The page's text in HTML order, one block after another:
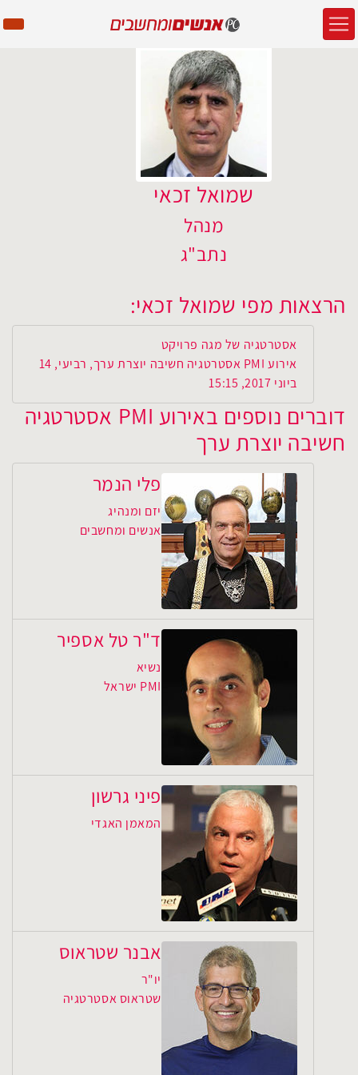
שמואל זכאי
מנהל
נתב"ג
הרצאות מפי שמואל זכאי:
אסטרטגיה של מגה פרויקט
אירוע PMI אסטרטגיה חשיבה יוצרת ערך, רביעי, 14
ביוני 2017, 15:15
דוברים נוספים באירוע PMI אסטרטגיה
חשיבה יוצרת ערך
פלי הנמר
יזם ומנהיג
אנשים ומחשבים
ד"ר טל אספיר
נשיא
PMI ישראל
פיני גרשון
המאמן האגדי
אבנר שטראוס
יו"ר
שטראוס אסטרטגיה